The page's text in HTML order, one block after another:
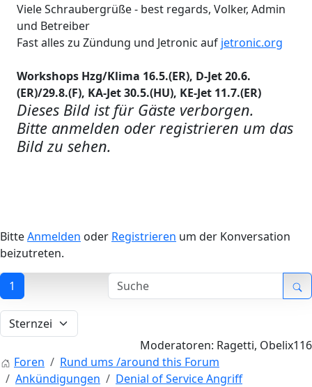
Viele Schraubergrüße - best regards, Volker, Admin
und Betreiber
Fast alles zu Zündung und Jetronic auf jetronic.org
Workshops Hzg/Klima 16.5.(ER), D-Jet 20.6.
(ER)/29.8.(F), KA-Jet 30.5.(HU), KE-Jet 11.7.(ER)
Dieses Bild ist für Gäste verborgen.
Bitte anmelden oder registrieren um das
Bild zu sehen.
BitteAnmelden oder Registrieren um der Konversation
beizutreten.
1
Moderatoren: Ragetti, Obelix116
Foren
Rund ums /around this Forum
Ankündigungen
Denial of Service Angriff